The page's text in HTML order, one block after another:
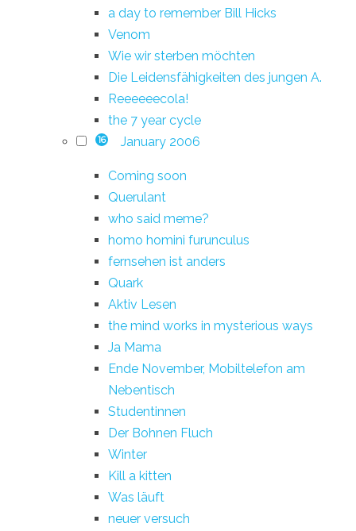
a day to remember Bill Hicks
Venom
Wie wir sterben möchten
Die Leidensfähigkeiten des jungen A.
Reeeeeecola!
the 7 year cycle
16 January 2006
Coming soon
Querulant
who said meme?
homo homini furunculus
fernsehen ist anders
Quark
Aktiv Lesen
the mind works in mysterious ways
Ja Mama
Ende November, Mobiltelefon am
Nebentisch
Studentinnen
Der Bohnen Fluch
Winter
Kill a kitten
Was läuft
neuer versuch